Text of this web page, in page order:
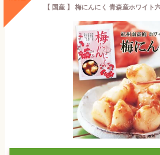
【 国産 】 梅にんにく 青森産ホワイト